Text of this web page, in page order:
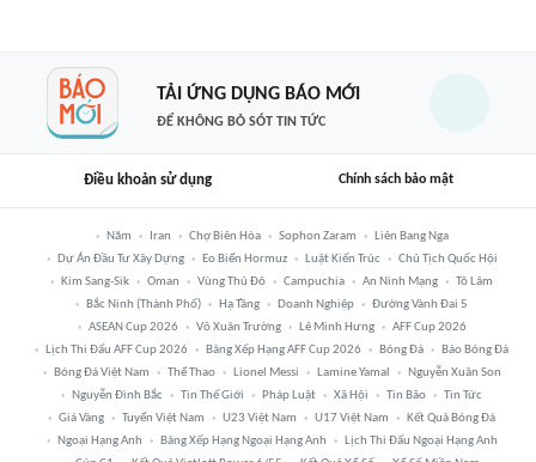
TẢI ỨNG DỤNG BÁO MỚI
ĐỂ KHÔNG BỎ SÓT TIN TỨC
Điều khoản sử dụng Chính sách bảo mật
Năm Iran Chợ Biên Hòa Sophon Zaram
Liên Bang Nga
Dự Án Đầu Tư Xây Dựng
Eo Biển Hormuz Luật Kiến Trúc
Chủ Tịch Quốc Hội
Kim Sang-Sik
Oman Vùng Thủ Đô Campuchia An Ninh Mạng
Tô Lâm
Bắc Ninh (thành Phố)
Hạ Tầng Doanh Nghiệp
Đường Vành Đai 5
ASEAN Cup 2026
Võ Xuân Trường Lê Minh Hưng
AFF Cup 2026
Lịch Thi Đấu AFF Cup 2026
Bảng Xếp Hạng AFF Cup 2026 Bóng Đá
Báo Bóng Đá
Bóng Đá Việt Nam
Thể Thao Lionel Messi Lamine Yamal
Nguyễn Xuân Son
Nguyễn Đình Bắc
Tin Thế Giới Pháp Luật Xã Hội Tin Bão
Tin Tức
Giá Vàng
Tuyển Việt Nam U23 Việt Nam U17 Việt Nam
Kết Quả Bóng Đá
Ngoại Hạng Anh
Bảng Xếp Hạng Ngoại Hạng Anh
Lịch Thi Đấu Ngoại Hạng Anh